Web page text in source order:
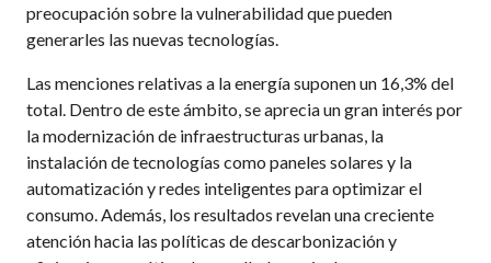
preocupación sobre la vulnerabilidad que pueden
generarles las nuevas tecnologías.
Las menciones relativas a la energía suponen un 16,3% del
total. Dentro de este ámbito, se aprecia un gran interés por
la modernización de infraestructuras urbanas, la
instalación de tecnologías como paneles solares y la
automatización y redes inteligentes para optimizar el
consumo. Además, los resultados revelan una creciente
atención hacia las políticas de descarbonización y